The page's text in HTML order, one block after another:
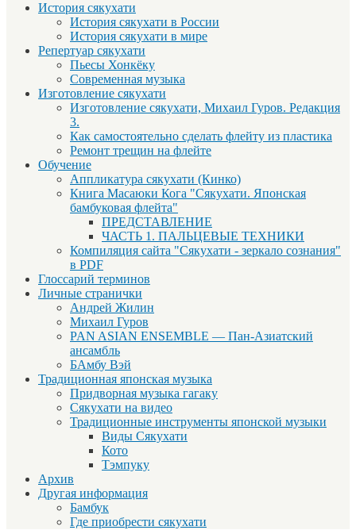
История сякухати
История сякухати в России
История сякухати в мире
Репертуар сякухати
Пьесы Хонкёку
Современная музыка
Изготовление сякухати
Изготовление сякухати, Михаил Гуров. Редакция
3.
Как самостоятельно сделать флейту из пластика
Ремонт трещин на флейте
Обучение
Аппликатура сякухати (Кинко)
Книга Масаюки Кога "Сякухати. Японская
бамбуковая флейта"
ПРЕДСТАВЛЕНИЕ
ЧАСТЬ 1. ПАЛЬЦЕВЫЕ ТЕХНИКИ
Компиляция сайта "Сякухати - зеркало сознания"
в PDF
Глоссарий терминов
Личные странички
Андрей Жилин
Михаил Гуров
PAN ASIAN ENSEMBLE — Пан-Азиатский
ансамбль
БАмбу Вэй
Традиционная японская музыка
Придворная музыка гагаку
Сякухати на видео
Традиционные инструменты японской музыки
Виды Сякухати
Кото
Тэмпуку
Архив
Другая информация
Бамбук
Где приобрести сякухати